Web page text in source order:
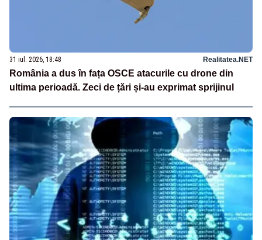
31 iul. 2026, 18:48 Realitatea.NET
România a dus în fața OSCE atacurile cu drone din
ultima perioadă. Zeci de țări și-au exprimat sprijinul